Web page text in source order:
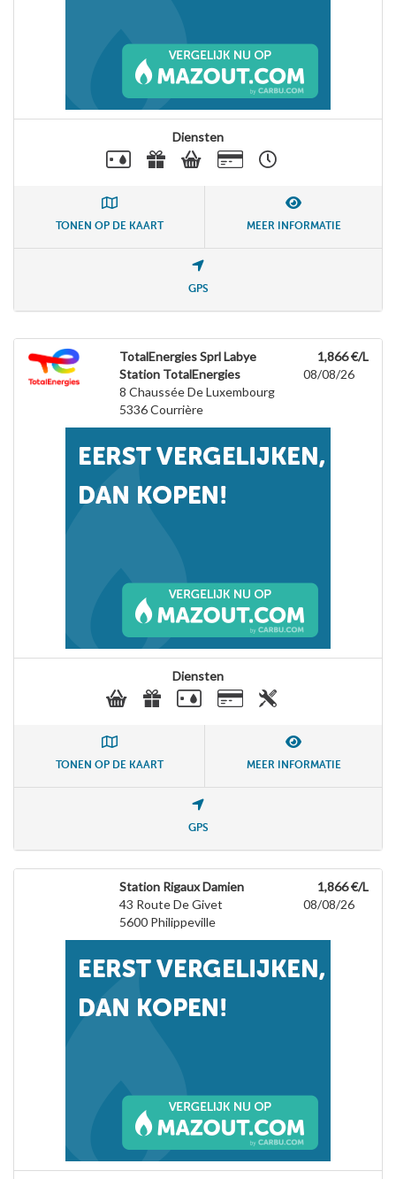
Diensten
TONEN OP DE KAART MEER INFORMATIE
GPS
TotalEnergies Sprl Labye
Station TotalEnergies
8 Chaussée De Luxembourg
5336Courrière
1,866 €/L
08/08/26
Diensten
TONEN OP DE KAART MEER INFORMATIE
GPS
Station Rigaux Damien
43 Route De Givet
5600 Philippeville
1,866 €/L
08/08/26